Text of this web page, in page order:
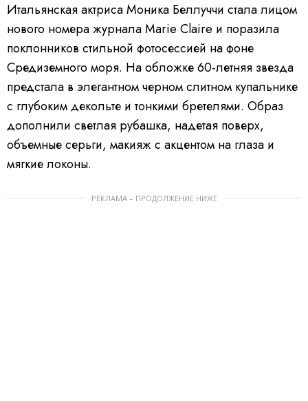
Итальянская актриса Моника Беллуччи стала лицом
нового номера журнала Marie Claire и поразила
поклонников стильной фотосессией на фоне
Средиземного моря. На обложке 60-летняя звезда
предстала в элегантном черном слитном купальнике
с глубоким декольте и тонкими бретелями. Образ
дополнили светлая рубашка, надетая поверх,
объемные серьги, макияж с акцентом на глаза и
мягкие локоны.
РЕКЛАМА – ПРОДОЛЖЕНИЕ НИЖЕ